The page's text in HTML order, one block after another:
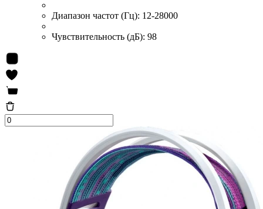
Диапазон частот (Гц): 12-28000
Чувствительность (дБ): 98